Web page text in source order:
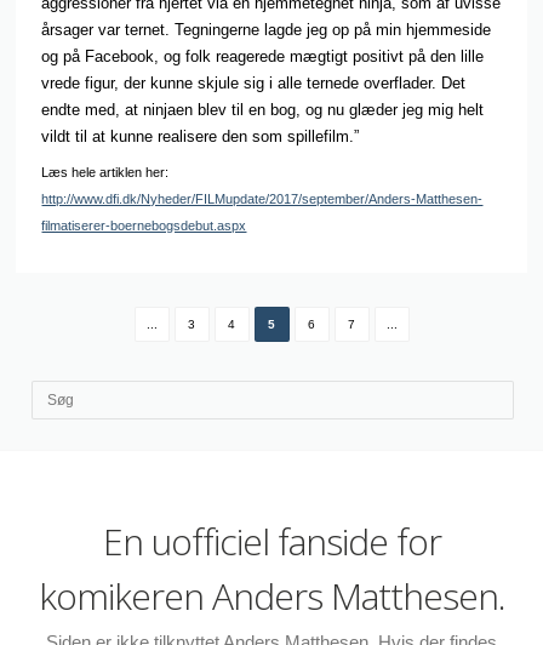
årsager var ternet. Tegningerne lagde jeg op på min hjemmeside
og på Facebook, og folk reagerede mægtigt positivt på den lille
vrede figur, der kunne skjule sig i alle ternede overflader. Det
endte med, at ninjaen blev til en bog, og nu glæder jeg mig helt
vildt til at kunne realisere den som spillefilm.”
Læs hele artiklen her:
http://www.dfi.dk/Nyheder/FILMupdate/2017/september/Anders-Matthesen-
filmatiserer-boernebogsdebut.aspx
3 4 5 6 7
En uofficiel fanside for
komikeren Anders Matthesen.